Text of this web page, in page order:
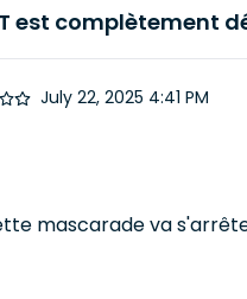
est complètement
July 22, 2025 4:41 PM
mascarade va